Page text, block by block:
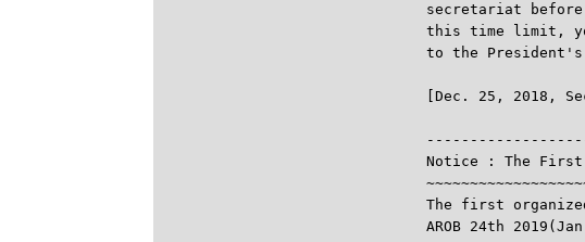
secretariat
this time limit,
to the
Notice : The First
The first
AROB 24th